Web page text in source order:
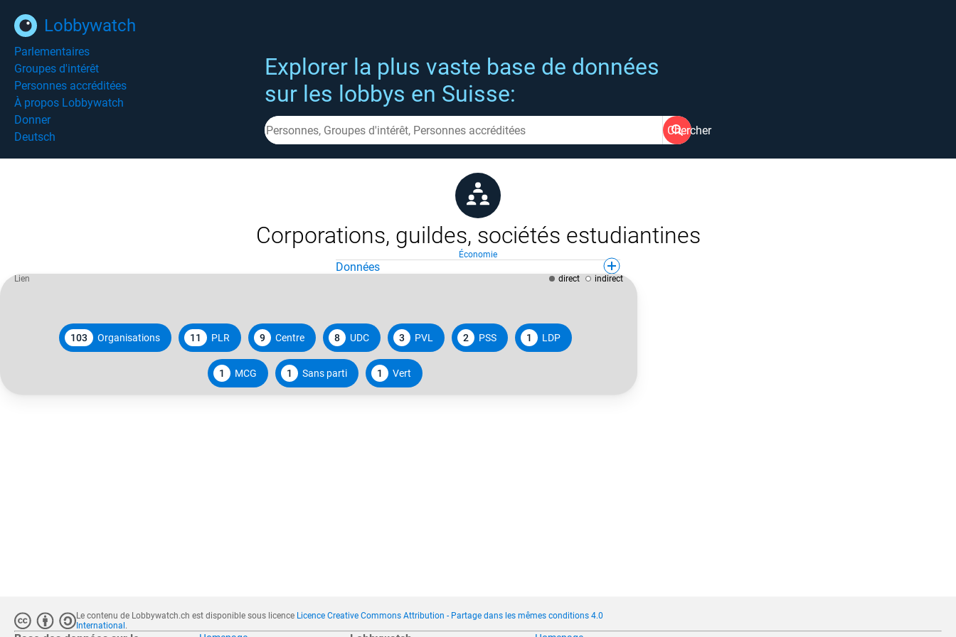
Lobbywatch
Parlementaires
Groupes d'intérêt
Personnes accréditées
À propos Lobbywatch
Donner
Deutsch
Explorer la plus vaste base de données
sur les lobbys en Suisse:
Chercher
Corporations, guildes, sociétés estudiantines
Économie
Données
103 Organisations 11 PLR 9 Centre 8 UDC 3 PVL 2 PSS 1 LDP
1 MCG 1 Sans parti 1 Vert
Lien direct indirect
Le contenu de Lobbywatch.ch est disponible sous licence Licence Creative Commons Attribution - Partage dans les mêmes conditions 4.0
International .